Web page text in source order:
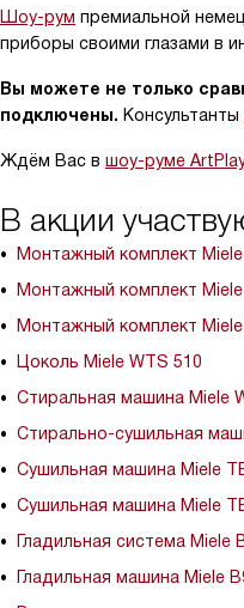
Шоу-рум премиальной
приборы своими глазами в
Вы можете не только
подключены. Консультанты
Ждём Вас в шоу-руме
В акции
Монтажный комплект Miele
Монтажный комплект Miele
Монтажный комплект Miele
Цоколь Miele WTS 510
Стиральная машина Miele
Стирально-сушильная
Сушильная машина Miele
Сушильная машина Miele
Гладильная система Miele
Гладильная машина Miele